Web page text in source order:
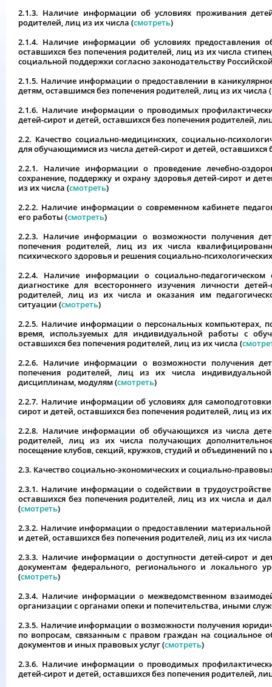
2.1.3. Наличие информации об условиях проживания
родителей, лиц из их числа (смотреть)
2.1.4. Наличие информации об условиях предоставления
оставшихся без попечения родителей, лиц из их числа
социальной поддержки согласно законодательству
2.1.5. Наличие информации о предоставлении в
детям, оставшимся без попечения родителей, лиц из их числа (
2.1.6. Наличие информации о проводимых
детей-сирот и детей, оставшихся без попечения родителей,
2.2. Качество социально-медицинских, социально-
для обучающимися из числа детей-сирот и детей, оставшихся
2.2.1. Наличие информации о проведение лечебно-
сохранение, поддержку и охрану здоровья детей-сирот и
из их числа (смотреть)
2.2.2. Наличие информации о современном кабинете
его работы (смотреть)
2.2.3. Наличие информации о возможности получения
попечения родителей, лиц из их числа
психического здоровья и решения социально-
2.2.4. Наличие информации о социально-педагогическом
диагностике для всестороннего изучения личности
родителей, лиц из их числа и оказания им
ситуации (смотреть)
2.2.5. Наличие информации о персональных компьютерах,
время, используемых для индивидуальной работы с
оставшихся без попечения родителей, лиц из их числа (
2.2.6. Наличие информации о возможности получения
попечения родителей, лиц из их числа
дисциплинам, модулям (смотреть)
2.2.7. Наличие информации об условиях для
сирот и детей, оставшихся без попечения родителей, лиц из
2.2.8. Наличие информации об обучающихся из числа
родителей, лиц из их числа получающих
посещение клубов, секций, кружков, студий и объединений по
2.3. Качество социально-экономических и социально-
2.3.1. Наличие информации о содействии в
оставшихся без попечения родителей, лиц из их числа и
(смотреть)
2.3.2. Наличие информации о предоставлении
и детей, оставшихся без попечения родителей, лиц из их
2.3.3. Наличие информации о доступности детей-сирот и
документам федерального, регионального и локального
(смотреть)
2.3.4. Наличие информации о межведомственном
организации с органами опеки и попечительства, иными
2.3.5. Наличие информации о возможности получения
по вопросам, связанным с правом граждан на социальное
документов и иных правовых услуг (смотреть)
2.3.6. Наличие информации о проводимых
детей-сирот и детей, оставшихся без попечения родителей,